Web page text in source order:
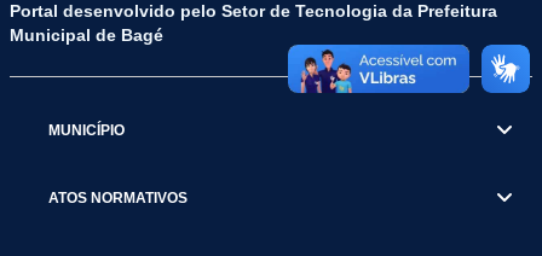
Portal desenvolvido pelo Setor de Tecnologia da Prefeitura
Municipal de Bagé
MUNICÍPIO
ATOS NORMATIVOS